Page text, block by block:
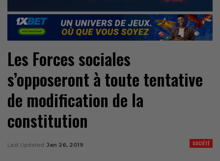
Les Forces sociales
s’opposeront à toute tentative
de modification de la
constitution
SOCIÉTÉ
Last Updated Jan 26, 2019